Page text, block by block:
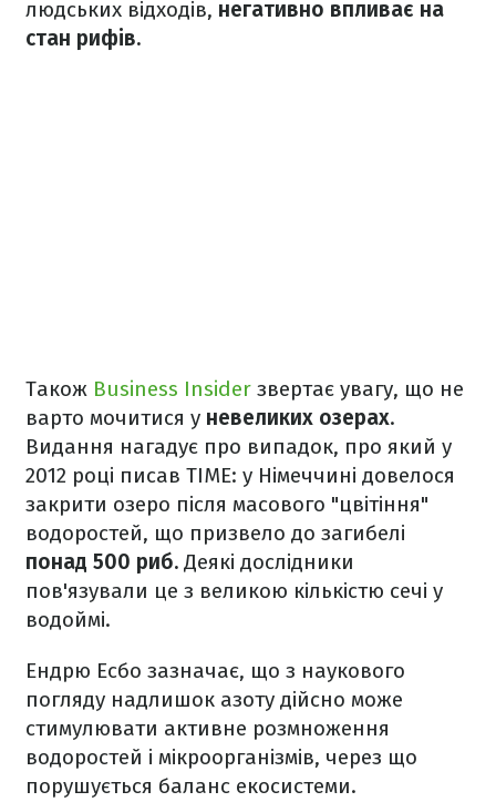
людських відходів, негативно впливає на
стан рифів.
Також Business Insider звертає увагу, що не
варто мочитися у невеликих озерах.
Видання нагадує про випадок, про який у
2012 році писав TIME: у Німеччині довелося
закрити озеро після масового "цвітіння"
водоростей, що призвело до загибелі
понад 500 риб. Деякі дослідники
пов'язували це з великою кількістю сечі у
водоймі.
Ендрю Есбо зазначає, що з наукового
погляду надлишок азоту дійсно може
стимулювати активне розмноження
водоростей і мікроорганізмів, через що
порушується баланс екосистеми.